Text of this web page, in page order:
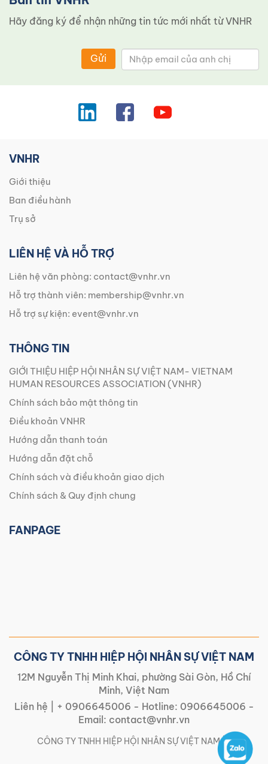
Hãy đăng ký để nhận những tin tức mới nhất từ ​​VNHR
Gửi
VNHR
Giới thiệu
Ban điều hành
Trụ sở
LIÊN HỆ VÀ HỖ TRỢ
Liên hệ văn phòng: contact@vnhr.vn
Hỗ trợ thành viên: membership@vnhr.vn
Hỗ trợ sự kiện: event@vnhr.vn
THÔNG TIN
GIỚI THIỆU HIỆP HỘI NHÂN SỰ VIỆT NAM- VIETNAM
HUMAN RESOURCES ASSOCIATION (VNHR)
Chính sách bảo mật thông tin
Điều khoản VNHR
Hướng dẫn thanh toán
Hướng dẫn đặt chỗ
Chính sách và điều khoản giao dịch
Chính sách & Quy định chung
FANPAGE
CÔNG TY TNHH HIỆP HỘI NHÂN SỰ VIỆT NAM
12M Nguyễn Thị Minh Khai, phường Sài Gòn, Hồ Chí
Minh, Việt Nam
Liên hệ |
+ 0906645006 - Hotline: 0906645006 -
Email: contact@vnhr.vn
CÔNG TY TNHH HIỆP HỘI NHÂN SỰ VIỆT NAM | |